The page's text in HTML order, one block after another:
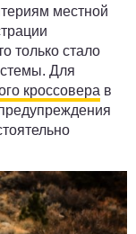
местной
только стало
Для
кроссовера в